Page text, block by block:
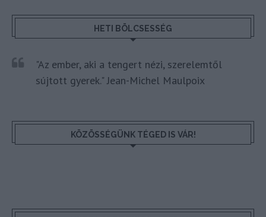
HETI BÖLCSESSÉG
"Az ember, aki a tengert nézi, szerelemtől
sújtott gyerek." Jean-Michel Maulpoix
KÖZÖSSÉGÜNK TÉGED IS VÁR!